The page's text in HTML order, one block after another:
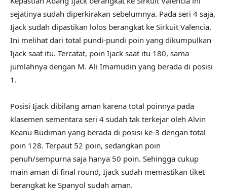
sejatinya sudah diperkirakan sebelumnya. Pada seri 4 saja,
Ijack sudah dipastikan lolos berangkat ke Sirkuit Valencia.
Ini melihat dari total pundi-pundi poin yang dikumpulkan
Ijack saat itu. Tercatat, poin Ijack saat itu 180, sama
jumlahnya dengan M. Ali Imamudin yang berada di posisi
1.
Posisi Ijack dibilang aman karena total poinnya pada
klasemen sementara seri 4 sudah tak terkejar oleh Alvin
Keanu Budiman yang berada di posisi ke-3 dengan total
poin 128. Terpaut 52 poin, sedangkan poin
penuh/sempurna saja hanya 50 poin. Sehingga cukup
main aman di final round, Ijack sudah memastikan tiket
berangkat ke Spanyol sudah aman.